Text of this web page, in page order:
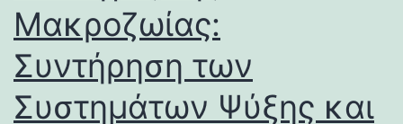
Μακροζωίας:
Συντήρηση των
Συστημάτων Ψύξης και